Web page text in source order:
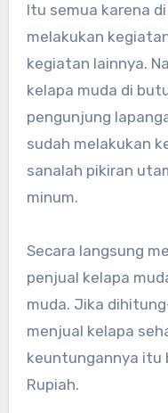
Itu semua karena
melakukan
kegiatan lainnya.
kelapa muda di
pengunjung
sudah melakukan
sanalah pikiran
minum.
Secara langsung
penjual kelapa
muda. Jika
menjual kelapa
keuntungannya itu
Rupiah.